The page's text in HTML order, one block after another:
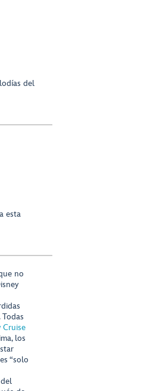
del
esta
no
Cruise
los
“solo